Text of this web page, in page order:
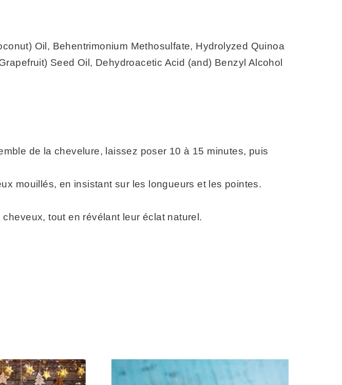
Oil, Behentrimonium Methosulfate, Hydrolyzed Quinoa
Seed Oil, Dehydroacetic Acid (and) Benzyl Alcohol
de la chevelure, laissez poser 10 à 15 minutes, puis
mouillés, en insistant sur les longueurs et les pointes.
tout en révélant leur éclat naturel.